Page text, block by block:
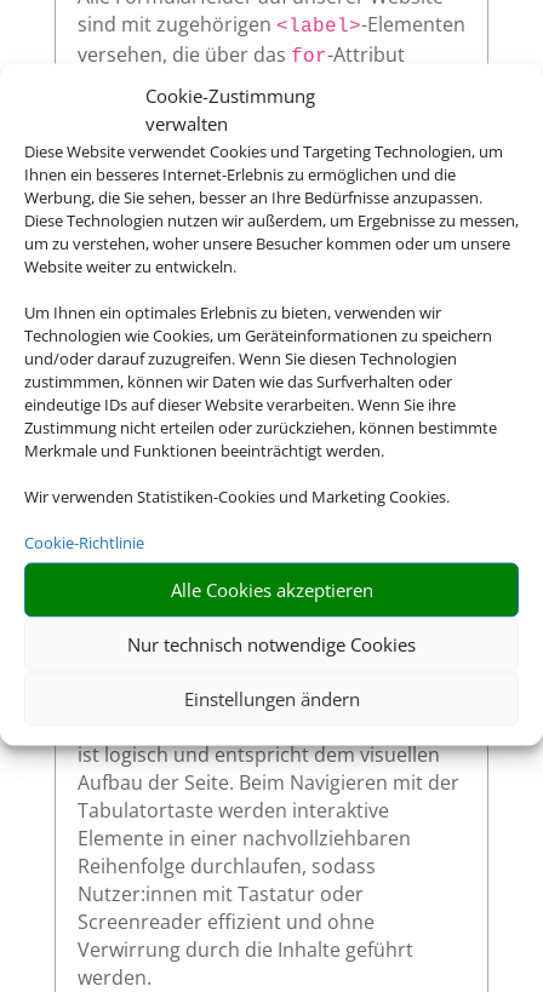
Cookie-Zustimmung
verwalten
Diese Website verwendet Cookies und Targeting Technologien, um
Ihnen ein besseres Internet-Erlebnis zu ermöglichen und die
Werbung, die Sie sehen, besser an Ihre Bedürfnisse anzupassen.
Diese Technologien nutzen wir außerdem, um Ergebnisse zu messen,
um zu verstehen, woher unsere Besucher kommen oder um unsere
Website weiter zu entwickeln.
Um Ihnen ein optimales Erlebnis zu bieten, verwenden wir
Technologien wie Cookies, um Geräteinformationen zu speichern
und/oder darauf zuzugreifen. Wenn Sie diesen Technologien
zustimmmen, können wir Daten wie das Surfverhalten oder
eindeutige IDs auf dieser Website verarbeiten. Wenn Sie ihre
Zustimmung nicht erteilen oder zurückziehen, können bestimmte
Merkmale und Funktionen beeinträchtigt werden.
Wir verwenden Statistiken-Cookies und Marketing Cookies.
Cookie-Richtlinie
Alle Cookies akzeptieren
Nur technisch notwendige Cookies
Einstellungen ändern
sind mit zugehörigen <label>-Elementen
versehen, die über das for-Attribut
eindeutig auf die jeweilige
Eingabefeldes verweisen. Diese klare
Zuordnung verbessert die
Nutzerfreundlichkeit und sorgt dafür,
dass assistive Technologien wie
Screenreader die Beschriftungen korrekt
vorlesen.
Sichtbarer Fokus
Alle interaktiven Elemente auf unserer
Website – wie Links, Buttons oder
Formularfelder – zeigen klar sichtbar an,
wenn sie per Tastatur ausgewählt werden.
Bedienung auch ohne Maus.
Sinnvolle Fokusreihenfolge bei
ist logisch und entspricht dem visuellen
Aufbau der Seite. Beim Navigieren mit der
Tabulatortaste werden interaktive
Elemente in einer nachvollziehbaren
Reihenfolge durchlaufen, sodass
Nutzer:innen mit Tastatur oder
Screenreader effizient und ohne
Verwirrung durch die Inhalte geführt
werden.